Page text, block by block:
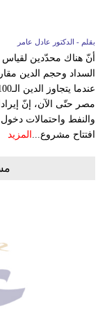
بقلم - الدكتور عادل عامر
أنّ هناك محدّدين
السداد وحجم الدين
مصر حتّى الآن، إنّ
والنفط واحتمالات
افتتاح مشروع... المزيد